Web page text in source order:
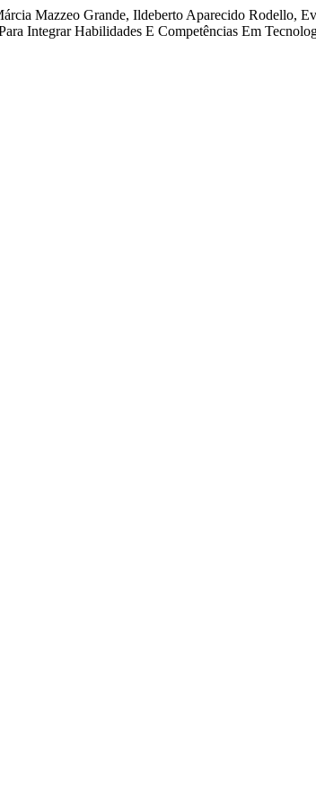
Mazzeo Grande, Ildeberto Aparecido Rodello,
Integrar Habilidades E Competências Em